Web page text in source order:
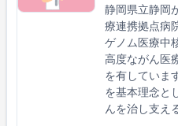
静岡県立静岡
療連携拠点病
ゲノム医療中
高度ながん医
を有していま
を基本理念と
んを治し支え